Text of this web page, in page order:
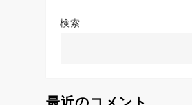
検索
最近のコメント